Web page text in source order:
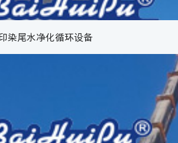
染尾水净化循环设备